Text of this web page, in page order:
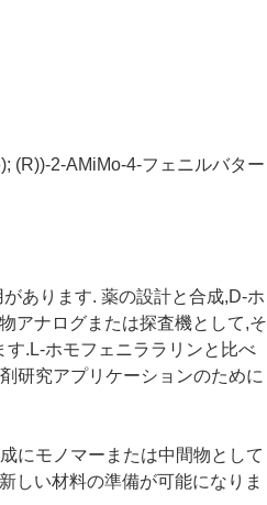
(R))-2-AMiMo-4-フェニルバター
あります. 薬の設計と合成,D-ホ
アナログまたは探査機として,そ
.L-ホモフェニララリンと比べ
研究アプリケーションのために
にモノマーまたは中間物として
しい材料の準備が可能になりま